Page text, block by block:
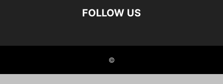
FOLLOW US
©